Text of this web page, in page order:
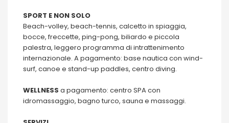
SPORT E NON SOLO
Beach-volley, beach-tennis, calcetto in spiaggia,
bocce, freccette, ping-pong, biliardo e piccola
palestra, leggero programma di intrattenimento
internazionale. A pagamento: base nautica con wind-
surf, canoe e stand-up paddles, centro diving.
WELLNESS a pagamento: centro SPA con
idromassaggio, bagno turco, sauna e massaggi.